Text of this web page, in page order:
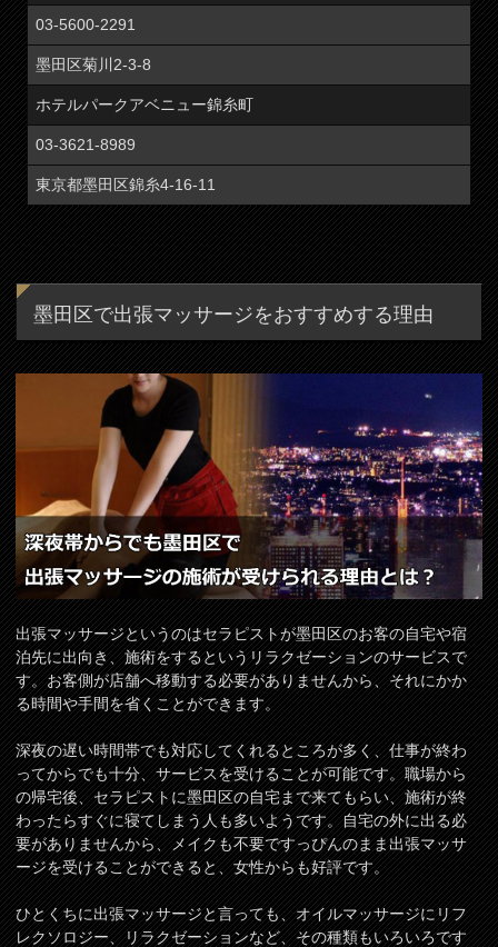
03-5600-2291
墨田区菊川2-3-8
ホテルパークアベニュー錦糸町
03-3621-8989
東京都墨田区錦糸4-16-11
墨田区で出張マッサージをおすすめする理由
出張マッサージというのはセラピストが墨田区のお客の自宅や宿
泊先に出向き、施術をするというリラクゼーションのサービスで
す。お客側が店舗へ移動する必要がありませんから、それにかか
る時間や手間を省くことができます。
深夜の遅い時間帯でも対応してくれるところが多く、仕事が終わ
ってからでも十分、サービスを受けることが可能です。職場から
の帰宅後、セラピストに墨田区の自宅まで来てもらい、施術が終
わったらすぐに寝てしまう人も多いようです。自宅の外に出る必
要がありませんから、メイクも不要ですっぴんのまま出張マッサ
ージを受けることができると、女性からも好評です。
ひとくちに出張マッサージと言っても、オイルマッサージにリフ
レクソロジー、リラクゼーションなど、その種類もいろいろです